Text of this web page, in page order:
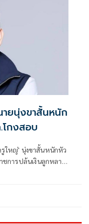
ยนุ่งขาสั้นหนัก
กงสอบ
รูใหญ่' นุ่งขาสั้นหนักหัว